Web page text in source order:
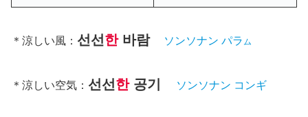
＊ 涼しい風 ： 선선한바람 ソンソナン パラム
＊ 涼しい空気 ： 선선한공기 ソンソナン コンギ